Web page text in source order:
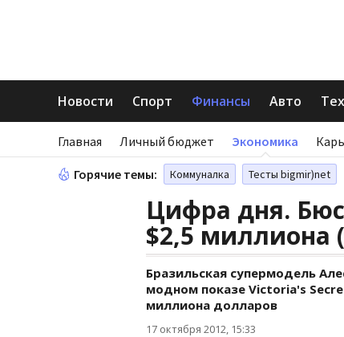
Новости Спорт Финансы Авто
Главная Личный бюджет Экономика
Горячие темы: Коммуналка Тесты bigmir)net
Цифра дня.
$2,5 миллиона
Бразильская супермодель
модном показе Victoria's
миллиона долларов
17 октября 2012, 15:33